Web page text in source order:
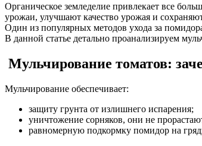
Органическое земледелие привлекает все
урожаи, улучшают качество урожая и
Один из популярных методов ухода за
В данной статье детально проанализируем
Мульчирование томатов:
Мульчирование обеспечивает:
защиту грунта от излишнего испарения;
уничтожение сорняков, они не
равномерную подкормку помидор на